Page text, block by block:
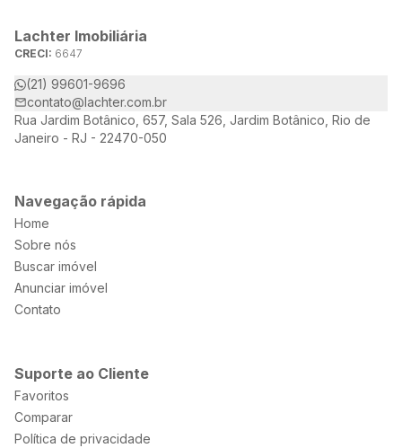
necessidades e desejos.
Lachter Imobiliária
CRECI: 6647
(21) 99601-9696
contato@lachter.com.br
Rua Jardim Botânico, 657, Sala 526, Jardim Botânico, Rio de
Janeiro - RJ - 22470-050
Navegação rápida
Home
Sobre nós
Buscar imóvel
Anunciar imóvel
Contato
Suporte ao Cliente
Favoritos
Comparar
Política de privacidade